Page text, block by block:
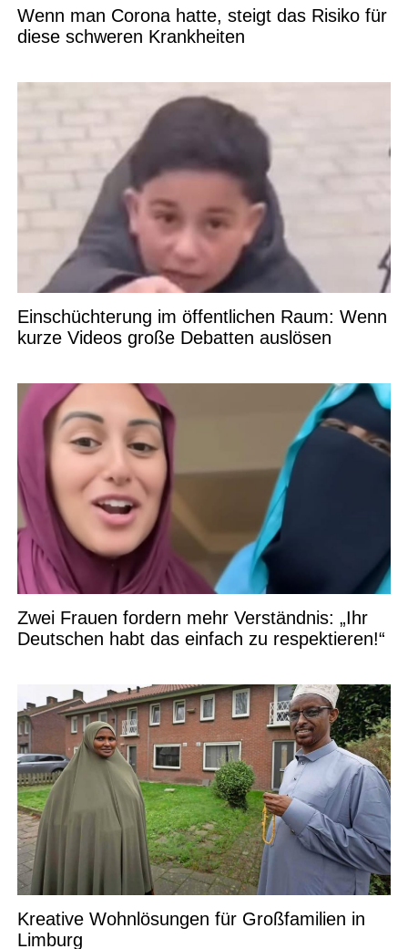
Wenn man Corona hatte, steigt das Risiko für
diese schweren Krankheiten
Einschüchterung im öffentlichen Raum: Wenn
kurze Videos große Debatten auslösen
Zwei Frauen fordern mehr Verständnis: „Ihr
Deutschen habt das einfach zu respektieren!“
Kreative Wohnlösungen für Großfamilien in
Limburg